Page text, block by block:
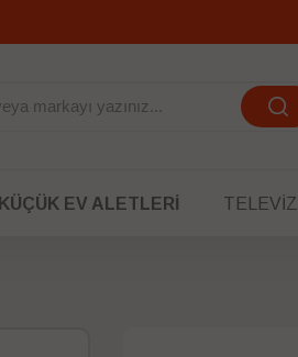
KÜÇÜK EV ALETLERI